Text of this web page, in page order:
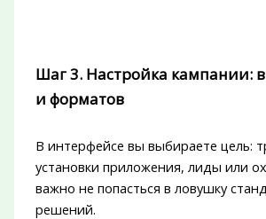
Шаг 3. Настройка кампании:
и форматов
В интерфейсе вы выбираете цель:
установки приложения, лиды или
важно не попасться в ловушку
решений.